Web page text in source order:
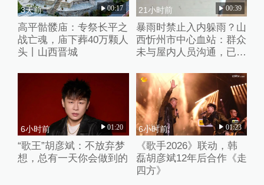
3天前 00:17
高平骷髅庙：专祭长平之
战亡魂，庙下葬40万颗人
头丨山西晋城
21小时前 00:39
暴雨时禁止入内躲雨？山
西忻州市中心血站：群众
未与屋内人员沟通，已批
6小时前 01:20
“歌王”胡彦斌：不放弃梦
想，总有一天你会做到的
6小时前 01:23
《歌手2026》联动，韩
磊胡彦斌12年后合作《走
四方》